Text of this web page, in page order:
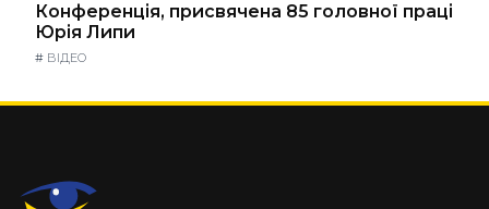
Конференція, присвячена 85 головної праці
Юрія Липи
# ВІДЕО